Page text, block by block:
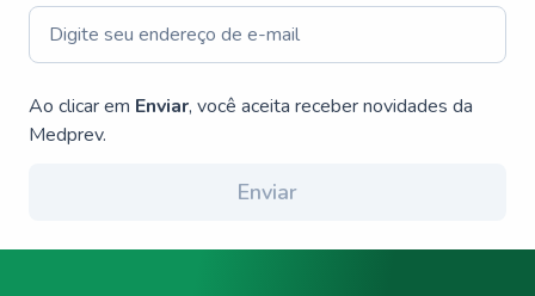
Ao clicar em Enviar, você aceita receber novidades da
Medprev.
Enviar